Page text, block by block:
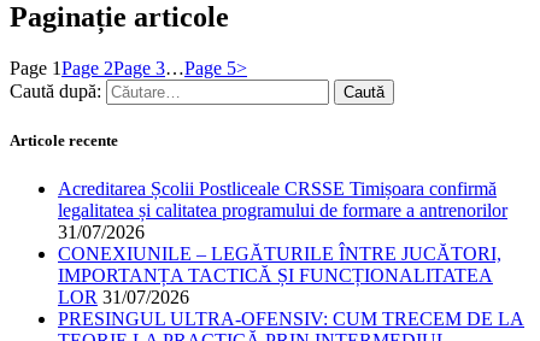
Paginație articole
Page 1Page 2Page 3…Page 5>
Caută după:
Articole recente
Acreditarea Școlii Postliceale CRSSE Timișoara confirmă
legalitatea și calitatea programului de formare a antrenorilor
31/07/2026
CONEXIUNILE – LEGĂTURILE ÎNTRE JUCĂTORI,
IMPORTANȚA TACTICĂ ȘI FUNCȚIONALITATEA
LOR 31/07/2026
PRESINGUL ULTRA-OFENSIV: CUM TRECEM DE LA